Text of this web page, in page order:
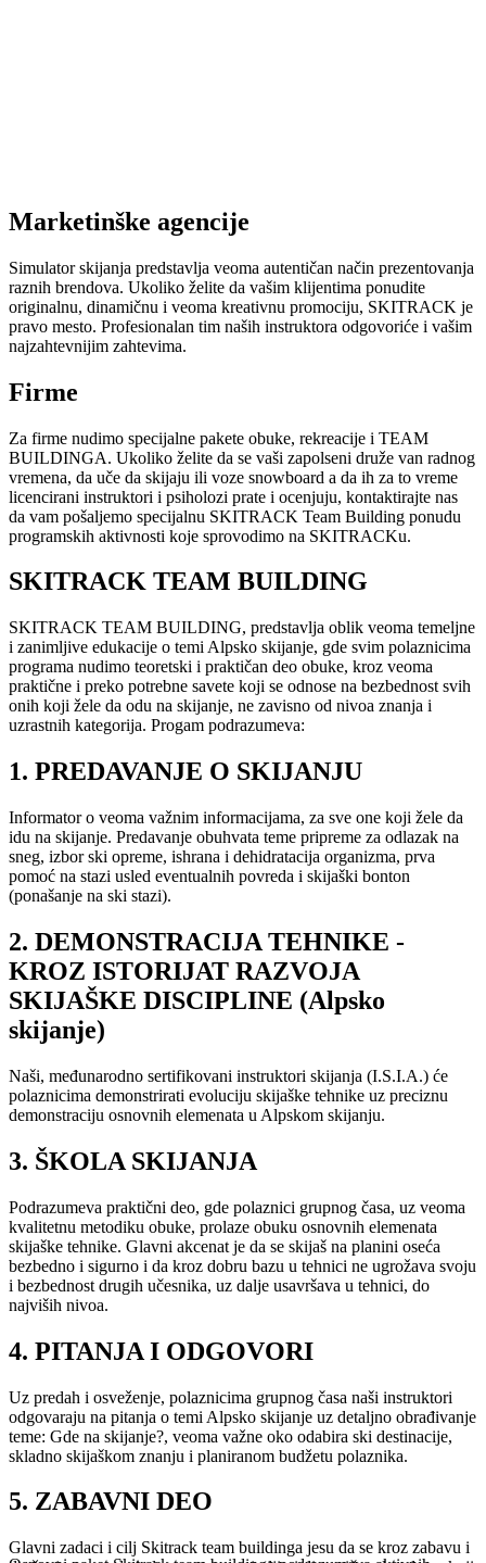
Marketinške agencije
Simulator skijanja predstavlja veoma autentičan način prezentovanja
raznih brendova. Ukoliko želite da vašim klijentima ponudite
originalnu, dinamičnu i veoma kreativnu promociju, SKITRACK je
pravo mesto. Profesionalan tim naših instruktora odgovoriće i vašim
najzahtevnijim zahtevima.
Firme
Za firme nudimo specijalne pakete obuke, rekreacije i TEAM
BUILDINGA. Ukoliko želite da se vaši zapolseni druže van radnog
vremena, da uče da skijaju ili voze snowboard a da ih za to vreme
licencirani instruktori i psiholozi prate i ocenjuju, kontaktirajte nas
da vam pošaljemo specijalnu SKITRACK Team Building ponudu
programskih aktivnosti koje sprovodimo na SKITRACKu.
SKITRACK TEAM BUILDING
SKITRACK TEAM BUILDING, predstavlja oblik veoma temeljne
i zanimljive edukacije o temi Alpsko skijanje, gde svim polaznicima
programa nudimo teoretski i praktičan deo obuke, kroz veoma
praktične i preko potrebne savete koji se odnose na bezbednost svih
onih koji žele da odu na skijanje, ne zavisno od nivoa znanja i
uzrastnih kategorija. Progam podrazumeva:
1. PREDAVANJE O SKIJANJU
Informator o veoma važnim informacijama, za sve one koji žele da
idu na skijanje. Predavanje obuhvata teme pripreme za odlazak na
sneg, izbor ski opreme, ishrana i dehidratacija organizma, prva
pomoć na stazi usled eventualnih povreda i skijaški bonton
(ponašanje na ski stazi).
2. DEMONSTRACIJA TEHNIKE -
KROZ ISTORIJAT RAZVOJA
SKIJAŠKE DISCIPLINE (Alpsko
skijanje)
Naši, međunarodno sertifikovani instruktori skijanja (I.S.I.A.) će
polaznicima demonstrirati evoluciju skijaške tehnike uz preciznu
demonstraciju osnovnih elemenata u Alpskom skijanju.
3. ŠKOLA SKIJANJA
Podrazumeva praktični deo, gde polaznici grupnog časa, uz veoma
kvalitetnu metodiku obuke, prolaze obuku osnovnih elemenata
skijaške tehnike. Glavni akcenat je da se skijaš na planini oseća
bezbedno i sigurno i da kroz dobru bazu u tehnici ne ugrožava svoju
i bezbednost drugih učesnika, uz dalje usavršava u tehnici, do
najviših nivoa.
4. PITANJA I ODGOVORI
Uz predah i osveženje, polaznicima grupnog časa naši instruktori
odgovaraju na pitanja o temi Alpsko skijanje uz detaljno obrađivanje
teme: Gde na skijanje?, veoma važne oko odabira ski destinacije,
skladno skijaškom znanju i planiranom budžetu polaznika.
5. ZABAVNI DEO
Glavni zadaci i cilj Skitrack team buildinga jesu da se kroz zabavu i